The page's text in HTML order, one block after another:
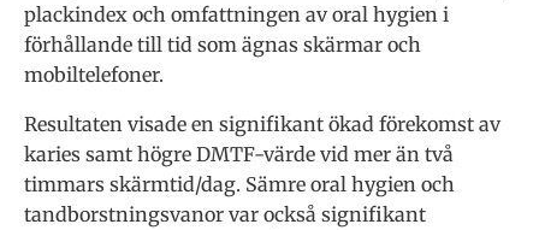
plackindex och omfattningen av oral hygien i
förhållande till tid som ägnas skärmar och
mobiltelefoner.
Resultaten visade en signifikant ökad förekomst av
karies samt högre DMTF-värde vid mer än två
timmars skärmtid/dag. Sämre oral hygien och
tandborstningsvanor var också signifikant